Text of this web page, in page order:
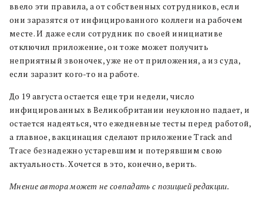
ввело эти правила, а от собственных сотрудников, если
они заразятся от инфицированного коллеги на рабочем
месте. И даже если сотрудник по своей инициативе
отключил приложение, он тоже может получить
неприятный звоночек, уже не от приложения, а из суда,
если заразит кого-то на работе.
До 19 августа остается еще три недели, число
инфицированных в Великобритании неуклонно падает, и
остается надеяться, что ежедневные тесты перед работой,
а главное, вакцинация сделают приложение Track and
Trace безнадежно устаревшим и потерявшим свою
актуальность. Хочется в это, конечно, верить.
Мнение автора может не совпадать с позицией редакции.